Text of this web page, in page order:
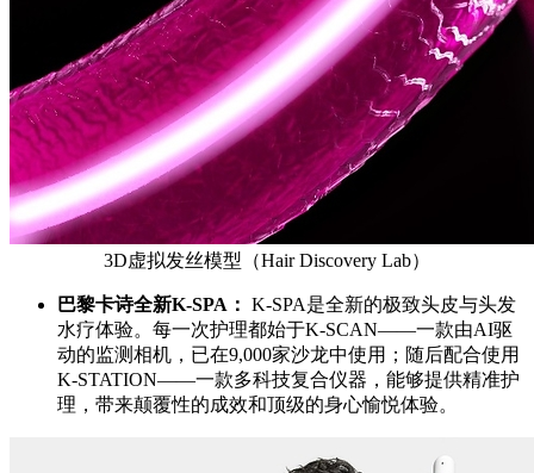
3D虚拟发丝模型（Hair Discovery Lab）
巴黎卡诗全新K-SPA ： K-SPA是全新的极致头皮与头发
水疗体验。每一次护理都始于K-SCAN——一款由AI驱
动的监测相机，已在9,000家沙龙中使用；随后配合使用
K-STATION——一款多科技复合仪器，能够提供精准护
理，带来颠覆性的成效和顶级的身心愉悦体验。